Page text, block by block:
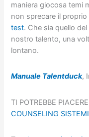
maniera giocosa temi
non sprecare il
test. Che sia quello
nostro talento, una
lontano.
Manuale Talentduck,
TI POTREBBE
COUNSELING